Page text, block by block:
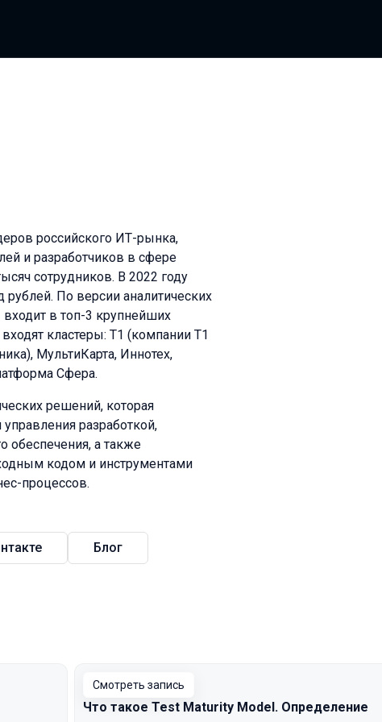
российского ИТ-рынка,
и разработчиков в сфере
сотрудников. В 2022 году
По версии аналитических
входит в топ-3 крупнейших
кластеры: Т1 (компании Т1
МультиКарта, Иннотех,
Сфера.
решений, которая
разработкой,
обеспечения, а также
кодом и инструментами
процессов.
Блог
Смотреть запись
Что такое Test Maturity Model. Определение